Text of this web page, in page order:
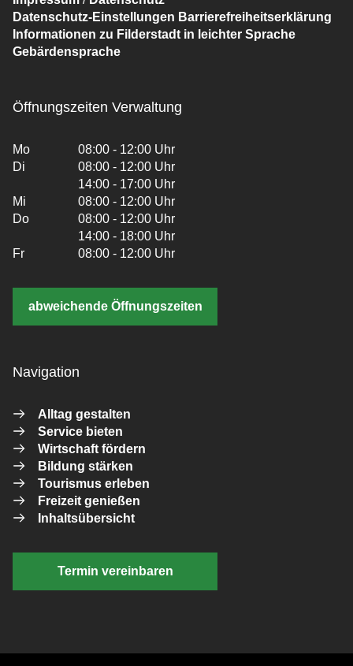
Datenschutz-Einstellungen Barrierefreiheitserklärung
Informationen zu Filderstadt in leichter Sprache
Gebärdensprache
Öffnungszeiten Verwaltung
Mo
08:00 - 12:00 Uhr
Di
08:00 - 12:00 Uhr
14:00 - 17:00 Uhr
Mi
08:00 - 12:00 Uhr
Do
08:00 - 12:00 Uhr
14:00 - 18:00 Uhr
Fr
08:00 - 12:00 Uhr
abweichende Öffnungszeiten
Navigation
Alltag gestalten
Service bieten
Wirtschaft fördern
Bildung stärken
Tourismus erleben
Freizeit genießen
Inhaltsübersicht
Termin vereinbaren